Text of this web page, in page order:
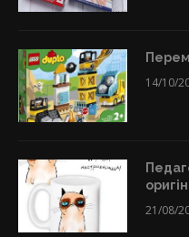
14/10/
21/08/